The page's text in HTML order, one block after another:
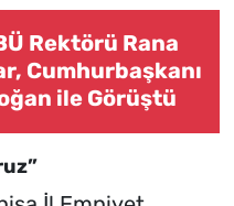
Rektörü Rana
Cumhurbaşkanı
ile Görüştü